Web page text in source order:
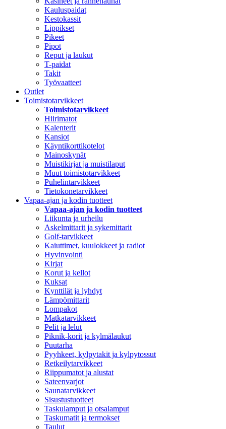
Kauluspaidat
Kestokassit
Lippikset
Pikeet
Pipot
Reput ja laukut
T-paidat
Takit
Työvaatteet
Outlet
Toimistotarvikkeet
Toimistotarvikkeet
Hiirimatot
Kalenterit
Kansiot
Käyntikorttikotelot
Mainoskynät
Muistikirjat ja muistilaput
Muut toimistotarvikkeet
Puhelintarvikkeet
Tietokonetarvikkeet
Vapaa-ajan ja kodin tuotteet
Vapaa-ajan ja kodin tuotteet
Liikunta ja urheilu
Askelmittarit ja sykemittarit
Golf-tarvikkeet
Kaiuttimet, kuulokkeet ja radiot
Hyvinvointi
Kirjat
Korut ja kellot
Kuksat
Kynttilät ja lyhdyt
Lämpömittarit
Lompakot
Matkatarvikkeet
Pelit ja lelut
Piknik-korit ja kylmälaukut
Puutarha
Pyyhkeet, kylpytakit ja kylpytossut
Retkeilytarvikkeet
Riippumatot ja alustat
Sateenvarjot
Saunatarvikkeet
Sisustustuotteet
Taskulamput ja otsalamput
Taskumatit ja termokset
Taulut